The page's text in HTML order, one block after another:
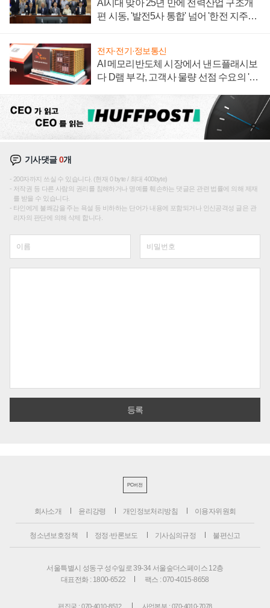
AI시대 맞아 25년 만에 전력산업 구조개
편 시동, '발전5사 통합' 넘어 '한전 지주사'
전자·전기·정보통신
AI 메모리반도체 시장에서 낸드플래시보
다 D램 부각, 고객사 물량 선점 수요의 '우
기사댓글0개
200자까지 쓰실 수 있습니다. (현재 0 byte / 최대 400byte)
저작권 등 다른 사람의 권리를 침해하거나 명예를 훼손하는 댓글은 관련 법률에 의해 제재
를 받을 수 있습니다.
타인에게 불쾌감을 주는 욕설 등 비하하는 단어가 내용에 포함되거나 인신공격성 글은 관
리자의 판단에 의해 삭제 합니다.
PC버전
회사소개 윤리강령 개인정보처리방침 이용자위원회
청소년보호정책 정정·반론보도 기사심의규정 불편신고
서울특별시 성동구 성수일로 39-34 서울숲더스페이스 12층
대표전화 : 1800-6522
팩스 : 070-4015-8658
편집국 : 070-4010-8512 사업본부 : 070-4010-7078